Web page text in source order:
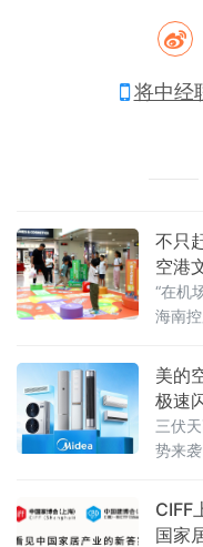
将中经
不只
空港
“在机
海南
纷驻
美的
极速
三伏
势来
冷乏
重影
CIFF
国家